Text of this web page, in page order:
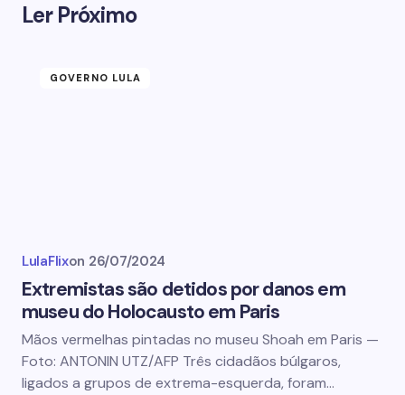
Ler Próximo
GOVERNO LULA
LulaFlixon 26/07/2024
Extremistas são detidos por danos em
museu do Holocausto em Paris
Mãos vermelhas pintadas no museu Shoah em Paris —
Foto: ANTONIN UTZ/AFP Três cidadãos búlgaros,
ligados a grupos de extrema-esquerda, foram…